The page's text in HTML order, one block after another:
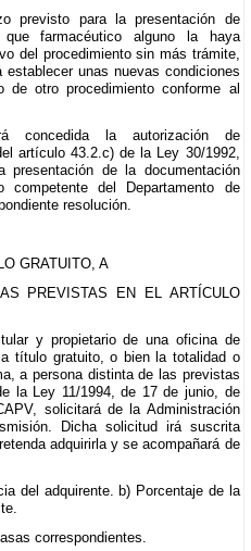
previsto para la presentación de
farmacéutico alguno la haya
del procedimiento sin más trámite,
unas nuevas condiciones
de otro procedimiento conforme al
concedida la autorización de
artículo 43.2.c) de la Ley 30/1992,
de la documentación
del Departamento de
resolución.
GRATUITO, A
PREVISTAS EN EL ARTÍCULO
y propietario de una oficina de
título gratuito, o bien la totalidad o
a persona distinta de las previstas
la Ley 11/1994, de 17 de junio, de
solicitará de la Administración
Dicha solicitud irá suscrita
adquirirla y se acompañará de
del adquirente. b) Porcentaje de la
correspondientes.